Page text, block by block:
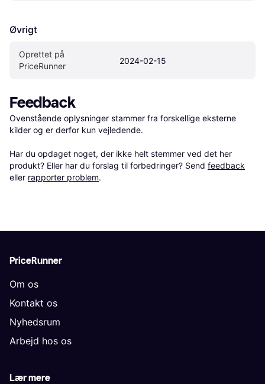
Øvrigt
Oprettet på
PriceRunner
2024-02-15
Feedback
Ovenstående oplysninger stammer fra forskellige eksterne
kilder og er derfor kun vejledende.
Har du opdaget noget, der ikke helt stemmer ved det her
produkt? Eller har du forslag til forbedringer? Send feedback
eller rapporter problem.
PriceRunner
Om os
Kontakt os
Nyhedsrum
Arbejd hos os
Lær mere